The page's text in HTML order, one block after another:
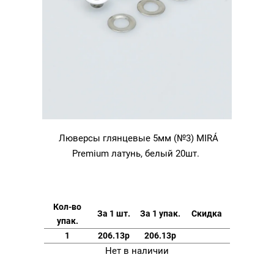
Люверсы глянцевые 5мм (№3) MIRÁ
Premium латунь, белый 20шт.
Кол-во
упак.
За 1 шт. За 1 упак. Скидка
1 206.13р 206.13р
Нет в наличии